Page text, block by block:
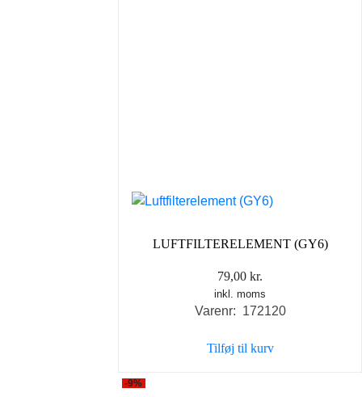
LUFTFILTERELEMENT (GY6)
79,00 kr.
inkl. moms
Varenr: 172120
Tilføj til kurv
-9%